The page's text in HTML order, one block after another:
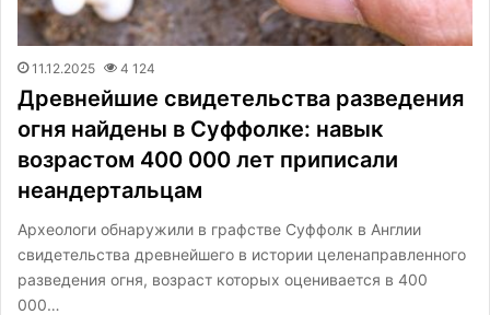
11.12.2025 4 124
Древнейшие свидетельства разведения
огня найдены в Суффолке: навык
возрастом 400 000 лет приписали
неандертальцам
Археологи обнаружили в графстве Суффолк в Англии
свидетельства древнейшего в истории целенаправленного
разведения огня, возраст которых оценивается в 400
000…